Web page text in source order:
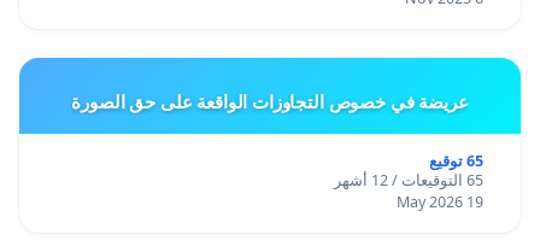
عريضة في خصوص التجاوزات الواقعة على حق الصورة
65 توقيع
65 التوقيعات / 12 أشهر
19 May 2026